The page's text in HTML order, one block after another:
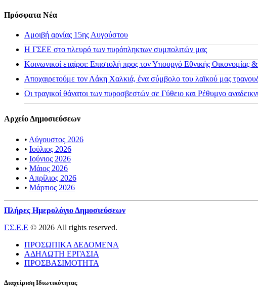
Πρόσφατα Νέα
Αμοιβή αργίας 15ης Αυγούστου
H ΓΣΕΕ στο πλευρό των πυρόπληκτων συμπολιτών μας
Κοινωνικοί εταίροι: Επιστολή προς τον Υπουργό Εθνικής
Αποχαιρετούμε τον Λάκη Χαλκιά, ένα σύμβολο του λαϊκού μας
Οι τραγικοί θάνατοι των πυροσβεστών σε Γύθειο και Ρέθυμνο
Αρχείο Δημοσιεύσεων
• Αύγουστος 2026
• Ιούλιος 2026
• Ιούνιος 2026
• Μάιος 2026
• Απρίλιος 2026
• Μάρτιος 2026
Πλήρες Ημερολόγιο Δημοσιεύσεων
Γ.Σ.Ε.Ε © 2026 All rights reserved.
ΠΡΟΣΩΠΙΚΑ ΔΕΔΟΜΕΝΑ
ΑΔΗΛΩΤΗ ΕΡΓΑΣΙΑ
ΠΡΟΣΒΑΣΙΜΟΤΗΤΑ
Διαχείριση Ιδιωτικότητας